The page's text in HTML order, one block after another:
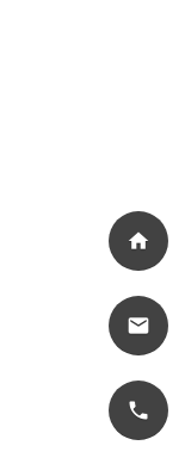
home
mail
phone